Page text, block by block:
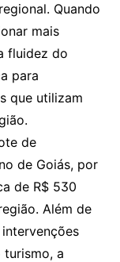
. Quando
mais
fluidez do
para
que utilizam
de
de Goiás, por
de R$ 530
Além de
a